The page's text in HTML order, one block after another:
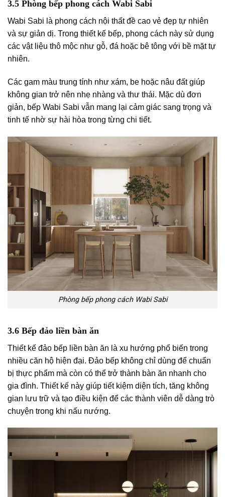
3.5 Phòng bếp phong cách Wabi Sabi
Wabi Sabi là phong cách nội thất đề cao vẻ đẹp tự nhiên
và sự giản dị. Trong thiết kế bếp, phong cách này sử dụng
các vật liệu thô mộc như gỗ, đá hoặc bê tông với bề mặt tự
nhiên.
Các gam màu trung tính như xám, be hoặc nâu đất giúp
không gian trở nên nhẹ nhàng và thư thái. Mặc dù đơn
giản, bếp Wabi Sabi vẫn mang lại cảm giác sang trọng và
tinh tế nhờ sự hài hòa trong từng chi tiết.
Phòng bếp phong cách Wabi Sabi
3.6 Bếp đảo liền bàn ăn
Thiết kế đảo bếp liền bàn ăn là xu hướng phổ biến trong
nhiều căn hộ hiện đại. Đảo bếp không chỉ dùng để chuẩn
bị thực phẩm mà còn có thể trở thành bàn ăn nhanh cho
gia đình. Thiết kế này giúp tiết kiệm diện tích, tăng không
gian lưu trữ và tạo điều kiện để các thành viên dễ dàng trò
chuyện trong khi nấu nướng.